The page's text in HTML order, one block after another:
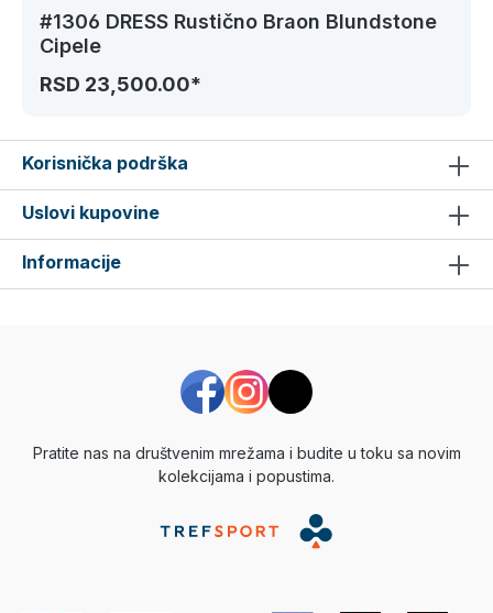
#1306 DRESS Rustično Braon Blundstone
Cipele
RSD 23,500.00*
Korisnička podrška
Uslovi kupovine
Informacije
Pratite nas na društvenim mrežama i budite u toku sa novim
kolekcijama i popustima.